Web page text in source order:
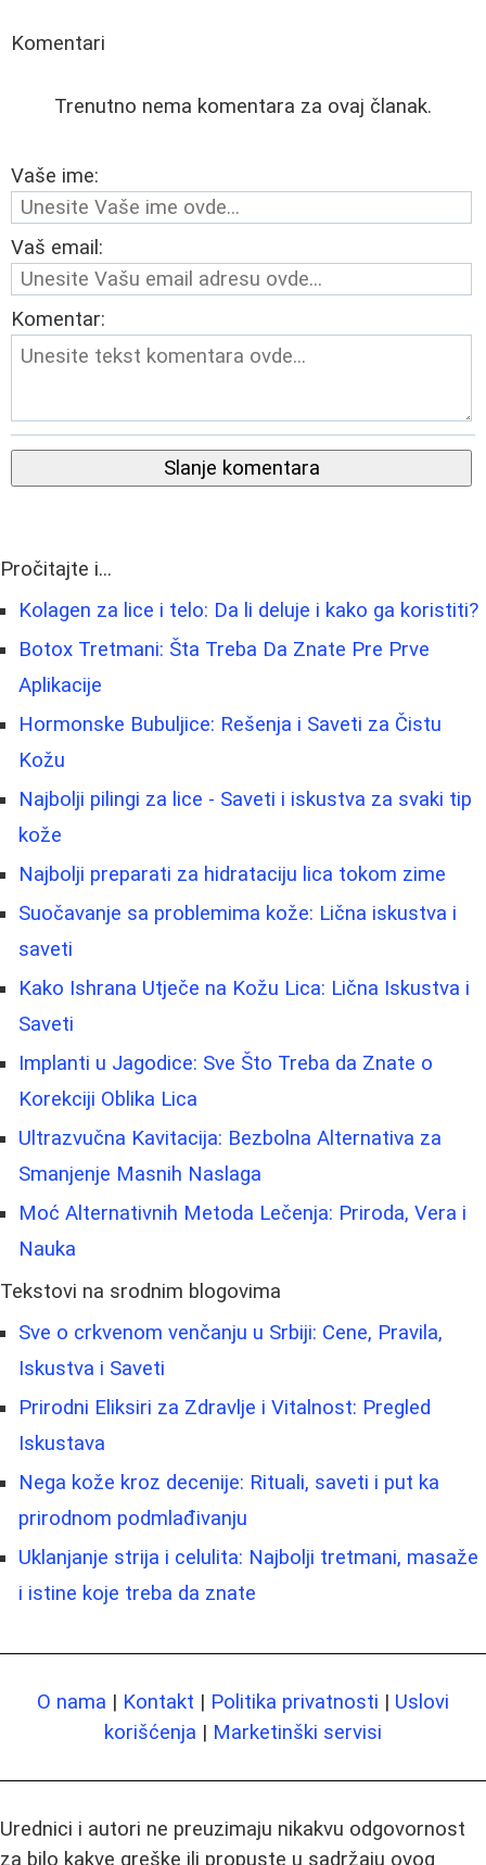
Komentari
Trenutno nema komentara za ovaj članak.
Vaše ime:
Vaš email:
Komentar:
Slanje komentara
Pročitajte i...
Kolagen za lice i telo: Da li deluje i kako ga koristiti?
Botox Tretmani: Šta Treba Da Znate Pre Prve
Aplikacije
Hormonske Bubuljice: Rešenja i Saveti za Čistu
Kožu
Najbolji pilingi za lice - Saveti i iskustva za svaki tip
kože
Najbolji preparati za hidrataciju lica tokom zime
Suočavanje sa problemima kože: Lična iskustva i
saveti
Kako Ishrana Utječe na Kožu Lica: Lična Iskustva i
Saveti
Implanti u Jagodice: Sve Što Treba da Znate o
Korekciji Oblika Lica
Ultrazvučna Kavitacija: Bezbolna Alternativa za
Smanjenje Masnih Naslaga
Moć Alternativnih Metoda Lečenja: Priroda, Vera i
Nauka
Tekstovi na srodnim blogovima
Sve o crkvenom venčanju u Srbiji: Cene, Pravila,
Iskustva i Saveti
Prirodni Eliksiri za Zdravlje i Vitalnost: Pregled
Iskustava
Nega kože kroz decenije: Rituali, saveti i put ka
prirodnom podmlađivanju
Uklanjanje strija i celulita: Najbolji tretmani, masaže
i istine koje treba da znate
O nama | Kontakt | Politika privatnosti | Uslovi
korišćenja | Marketinški servisi
Urednici i autori ne preuzimaju nikakvu odgovornost
za bilo kakve greške ili propuste u sadržaju ovog